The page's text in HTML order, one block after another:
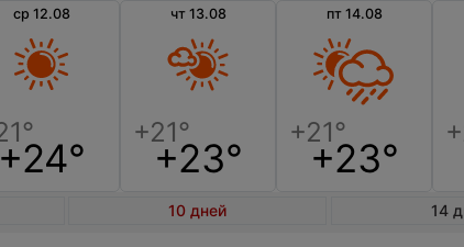
ср 12.08
+24°
чт 13.08
+23°
пт 14.08
+23°
10 дней 14